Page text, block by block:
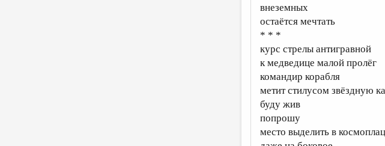
внеземных
остаётся мечтать
* * *
курс стрелы антигравной
к медведице малой пролёг
командир корабля
метит стилусом звёздную
буду жив
попрошу
место выделить в